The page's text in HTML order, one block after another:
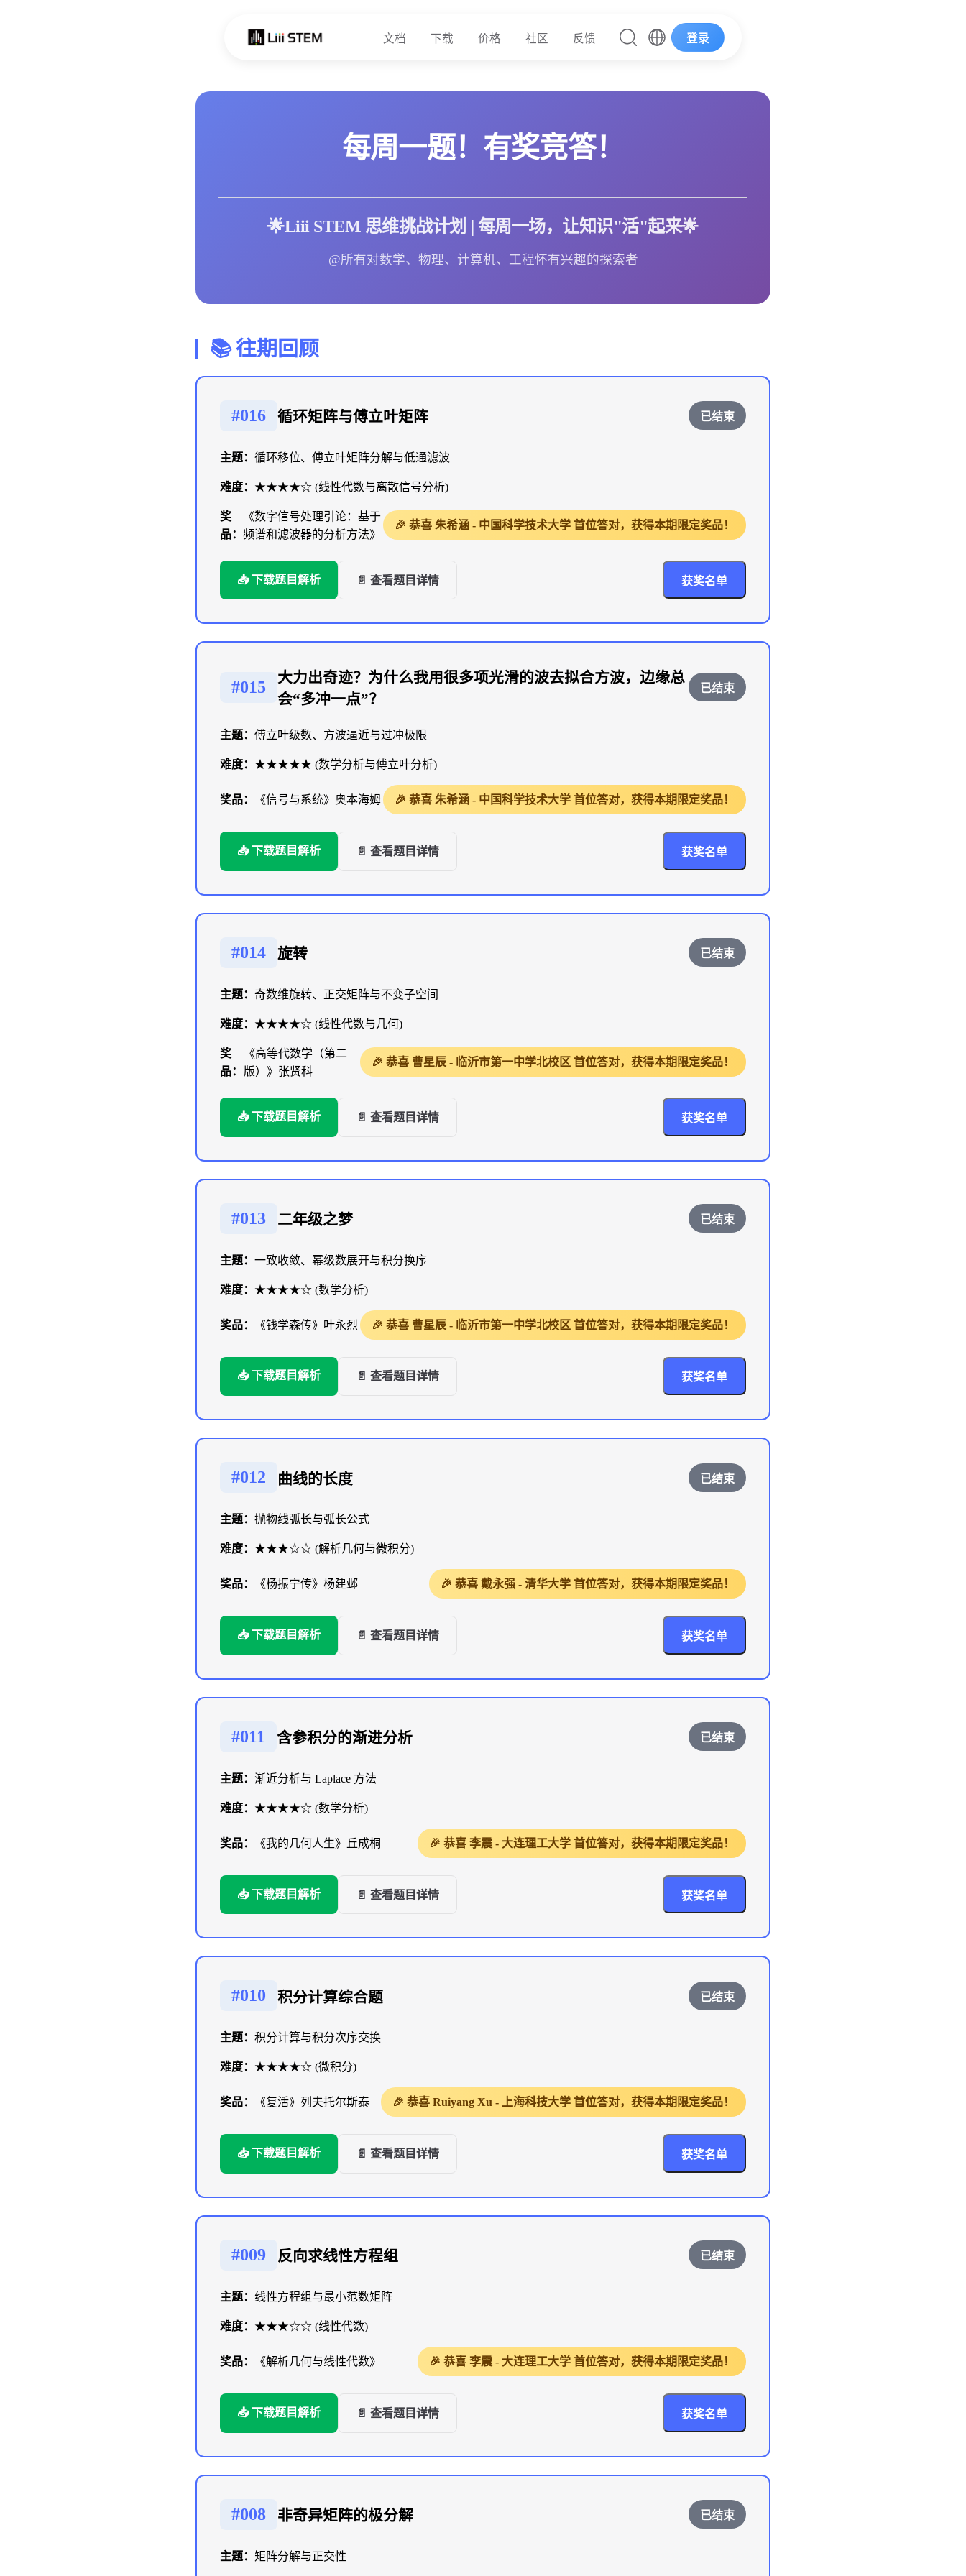
文档 下载 价格 社区 反馈 登录
每周一题！有奖竞答！
🌟Liii STEM 思维挑战计划 | 每周一场，让知识"活"起来🌟
@所有对数学、物理、计算机、工程怀有兴趣的探索者
📚 往期回顾
#016 循环矩阵与傅立叶矩阵 已结束
主题： 循环移位、傅立叶矩阵分解与低通滤波
难度： ★★★★☆ (线性代数与离散信号分析)
奖
品：
《数字信号处理引论：基于
频谱和滤波器的分析方法》
🎉 恭喜 朱希涵 - 中国科学技术大学 首位答对，获得本期限定奖品！
📥 下载题目解析 📄 查看题目详情 获奖名单
#015
大力出奇迹？为什么我用很多项光滑的波去拟合方波，边缘总
会“多冲一点”？
已结束
主题： 傅立叶级数、方波逼近与过冲极限
难度： ★★★★★ (数学分析与傅立叶分析)
奖品： 《信号与系统》奥本海姆 🎉 恭喜 朱希涵 - 中国科学技术大学 首位答对，获得本期限定奖品！
📥 下载题目解析 📄 查看题目详情 获奖名单
#014 旋转 已结束
主题： 奇数维旋转、正交矩阵与不变子空间
难度： ★★★★☆ (线性代数与几何)
奖
品：
《高等代数学（第二
版）》张贤科
🎉 恭喜 曹星辰 - 临沂市第一中学北校区 首位答对，获得本期限定奖品！
📥 下载题目解析 📄 查看题目详情 获奖名单
#013 二年级之梦 已结束
主题： 一致收敛、幂级数展开与积分换序
难度： ★★★★☆ (数学分析)
奖品： 《钱学森传》叶永烈 🎉 恭喜 曹星辰 - 临沂市第一中学北校区 首位答对，获得本期限定奖品！
📥 下载题目解析 📄 查看题目详情 获奖名单
#012 曲线的长度 已结束
主题： 抛物线弧长与弧长公式
难度： ★★★☆☆ (解析几何与微积分)
奖品： 《杨振宁传》杨建邺 🎉 恭喜 戴永强 - 清华大学 首位答对，获得本期限定奖品！
📥 下载题目解析 📄 查看题目详情 获奖名单
#011 含参积分的渐进分析 已结束
主题： 渐近分析与 Laplace 方法
难度： ★★★★☆ (数学分析)
奖品： 《我的几何人生》丘成桐 🎉 恭喜 李震 - 大连理工大学 首位答对，获得本期限定奖品！
📥 下载题目解析 📄 查看题目详情 获奖名单
#010 积分计算综合题 已结束
主题： 积分计算与积分次序交换
难度： ★★★★☆ (微积分)
奖品： 《复活》列夫托尔斯泰 🎉 恭喜 Ruiyang Xu - 上海科技大学 首位答对，获得本期限定奖品！
📥 下载题目解析 📄 查看题目详情 获奖名单
#009 反向求线性方程组 已结束
主题： 线性方程组与最小范数矩阵
难度： ★★★☆☆ (线性代数)
奖品： 《解析几何与线性代数》 🎉 恭喜 李震 - 大连理工大学 首位答对，获得本期限定奖品！
📥 下载题目解析 📄 查看题目详情 获奖名单
#008 非奇异矩阵的极分解 已结束
主题： 矩阵分解与正交性